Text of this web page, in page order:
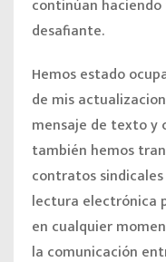
continúan
desafiante.
Hemos estado
de mis
mensaje de texto y
también hemos
contratos
lectura electrónica
en cualquier
la comunicación